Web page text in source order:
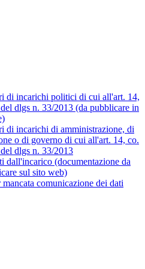
di incarichi politici di cui all'art. 14,
dlgs n. 33/2013 (da pubblicare in
di incarichi di amministrazione, di
o di governo di cui all'art. 14, co.
dlgs n. 33/2013
dall'incarico (documentazione da
sul sito web)
mancata comunicazione dei dati